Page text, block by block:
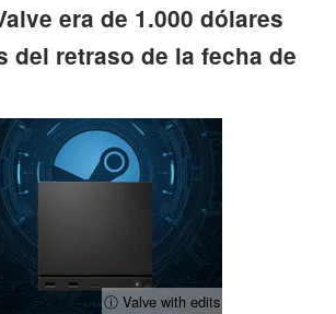
era de 1.000 dólares
del retraso de la fecha de
ⓘ Valve with edits